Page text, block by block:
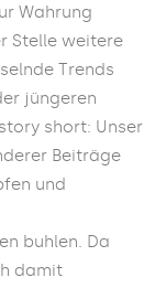
Wahrung
Stelle weitere
Trends
jüngeren
short: Unser
Beiträge
und
buhlen. Da
damit